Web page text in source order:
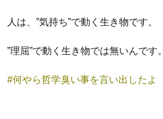
人は、”気持ち”で動く生き物です。
”理屈”で動く生き物では無いんです。
#何やら哲学臭い事を言い出したよ